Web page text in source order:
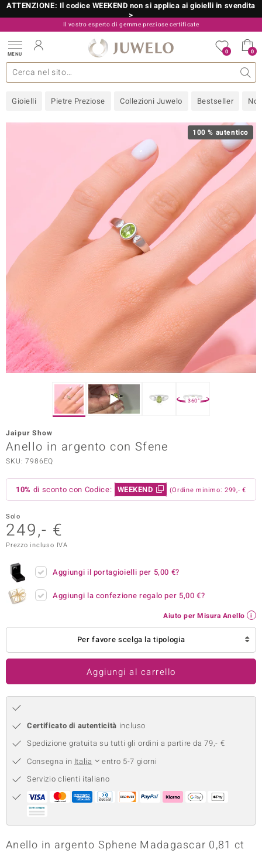
ATTENZIONE: Il codice WEEKEND non si applica ai gioielli in svendita
>
Il vostro esperto di gemme preziose certificate
800 986 787
MENU 0 0
Gioielli Pietre Preziose Collezioni Juwelo Bestseller
gioielli Design Metallo prezioso Misure anelli
più importanti Pietre preziose per colore Pietre preziose
Designs
SELECTION
Paraíso
del Boss
Classics
Informazioni generali Approfondimenti Consigli
Acquistare in diretta Juwelo
100 % autentico
360°
Jaipur Show
Anello in argento con Sfene
SKU: 7986EQ
10% di sconto con Codice: WEEKEND (Ordine minimo: 299,- €
Solo
249,- €
Prezzo incluso IVA
Aggiungi il portagioielli per 5,00 €?
Aggiungi la confezione regalo per 5,00 €?
Aiuto per Misura Anello
Per favore scelga la tipologia
Aggiungi al carrello
Certificato di autenticità incluso
Spedizione gratuita su tutti gli ordini a partire da 79,- €
Consegna in Italia
entro 5-7 giorni
Servizio clienti italiano
Anello in argento Sphene Madagascar 0,81 ct